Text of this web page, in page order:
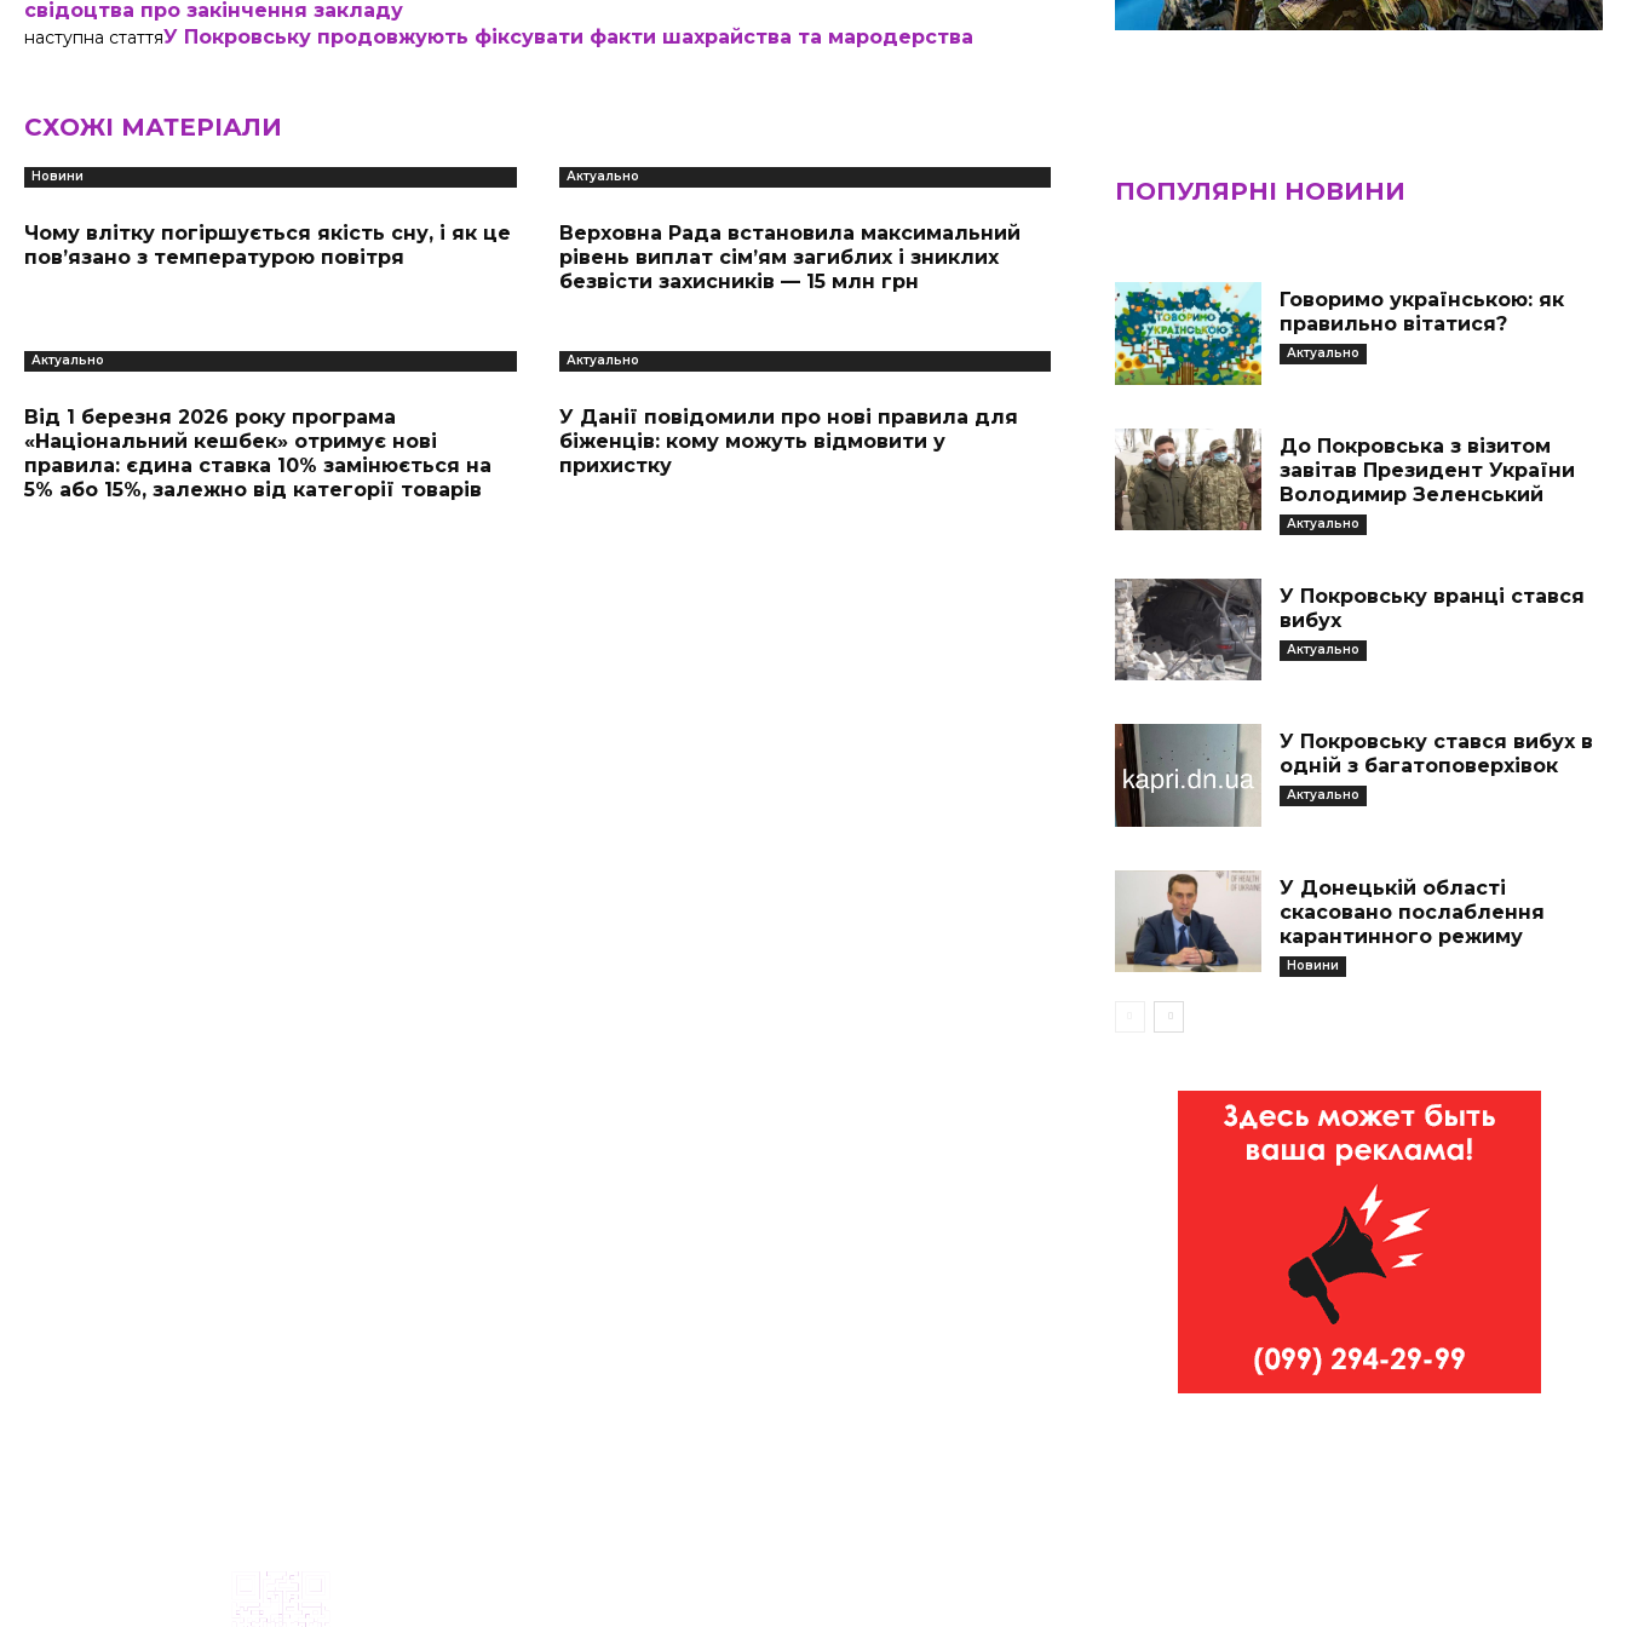
свідоцтва про закінчення закладу
наступна статтяУ Покровську продовжують фіксувати факти шахрайства та мародерства
СХОЖІ МАТЕРІАЛИ
Новини
Чому влітку погіршується якість сну, і як це
пов’язано з температурою повітря
Актуально
Верховна Рада встановила максимальний
рівень виплат сім’ям загиблих і зниклих
безвісти захисників — 15 млн грн
Актуально
Від 1 березня 2026 року програма
«Національний кешбек» отримує нові
правила: єдина ставка 10% замінюється на
5% або 15%, залежно від категорії товарів
Актуально
У Данії повідомили про нові правила для
біженців: кому можуть відмовити у
прихистку
ПОПУЛЯРНІ НОВИНИ
Говоримо українською: як
правильно вітатися?
Актуально
До Покровська з візитом
завітав Президент України
Володимир Зеленський
Актуально
У Покровську вранці стався
вибух
Актуально
У Покровську стався вибух в
одній з багатоповерхівок
Актуально
У Донецькій області
скасовано послаблення
карантинного режиму
Новини